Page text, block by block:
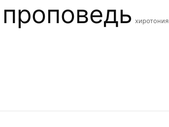
проповедь хиротония